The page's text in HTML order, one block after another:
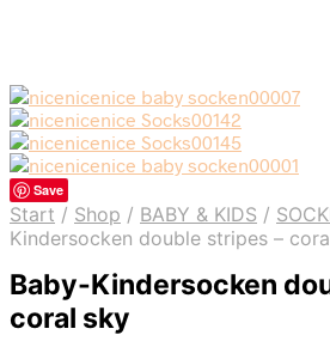
Save
Start / Shop / BABY & KIDS /
Kindersocken double stripes –
Baby-Kindersocken
coral sky